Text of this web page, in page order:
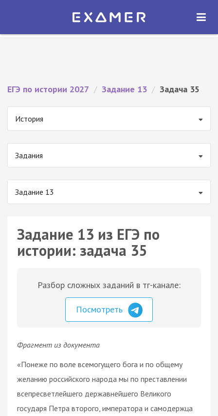
Экзамер — ЕГЭ 2027
ОТКРЫТЬ
ЕГЭ по истории 2027 / Задание 13 / Задача 35
История
Задания
Задание 13
Задание 13 из ЕГЭ по
истории: задача 35
Разбор сложных заданий в тг-канале:
Посмотреть
Фрагмент из документа
«Понеже по воле всемогущего бога и по общему
желанию российского народа мы по преставлении
всепресветлейшего державнейшего Великого
государя Петра второго, императора и самодержца